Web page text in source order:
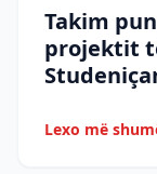
Takim
projektit
Lexo më